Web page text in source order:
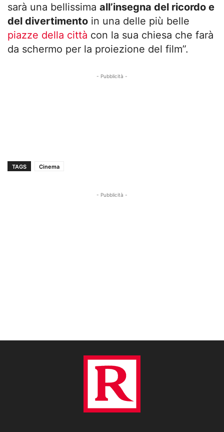
sarà una bellissima all’insegna del ricordo e
del divertimento in una delle più belle
piazze della città con la sua chiesa che farà
da schermo per la proiezione del film”.
- Pubblicità -
TAGS Cinema
- Pubblicità -